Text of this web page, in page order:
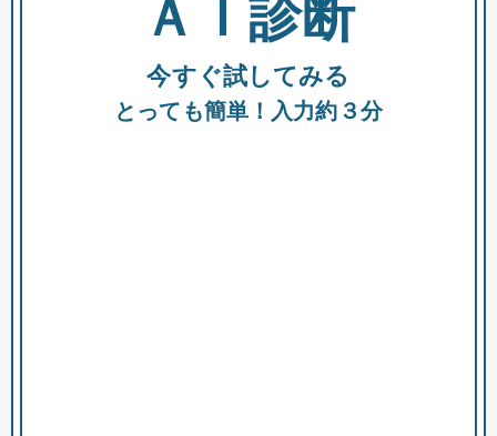
全国の検索結果を含めて表示
助成金 融資 出資
ＡＩ診断
今すぐ試してみる
とっても簡単！入力約３分